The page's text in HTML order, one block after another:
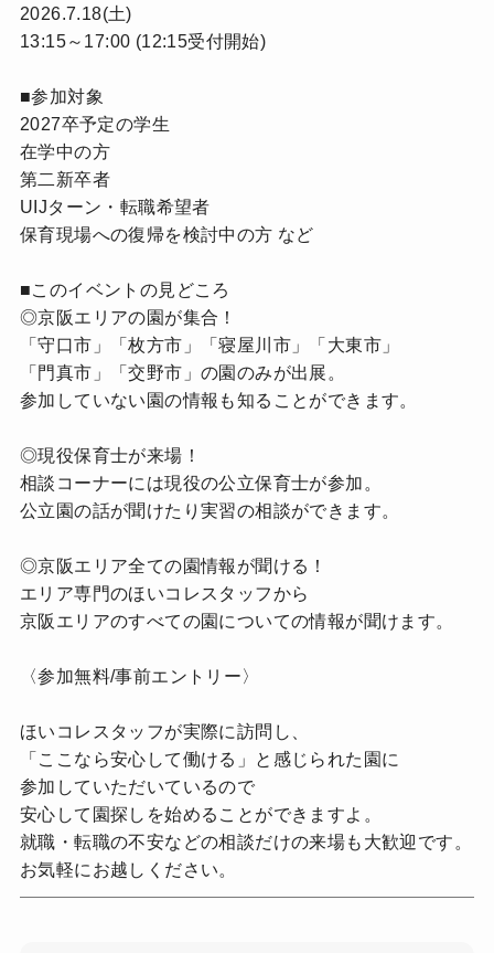
2026.7.18(土)
13:15～17:00 (12:15受付開始)
■参加対象
2027卒予定の学生
在学中の方
第二新卒者
UIJターン・転職希望者
保育現場への復帰を検討中の方 など
■このイベントの見どころ
◎京阪エリアの園が集合！
「守口市」「枚方市」「寝屋川市」「大東市」
「門真市」「交野市」の園のみが出展。
参加していない園の情報も知ることができます。
◎現役保育士が来場！
相談コーナーには現役の公立保育士が参加。
公立園の話が聞けたり実習の相談ができます。
◎京阪エリア全ての園情報が聞ける！
エリア専門のほいコレスタッフから
京阪エリアのすべての園についての情報が聞けます。
〈参加無料/事前エントリー〉
ほいコレスタッフが実際に訪問し、
「ここなら安心して働ける」と感じられた園に
参加していただいているので
安心して園探しを始めることができますよ。
就職・転職の不安などの相談だけの来場も大歓迎です。
お気軽にお越しください。